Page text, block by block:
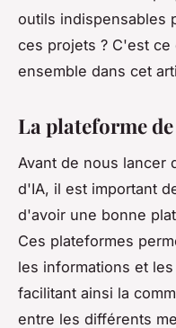
outils indispensables
ces projets ? C'est
ensemble dans cet
La plateforme
Avant de nous lancer
d'IA, il est important
d'avoir une bonne
Ces plateformes
les informations et
facilitant ainsi la
entre les différents